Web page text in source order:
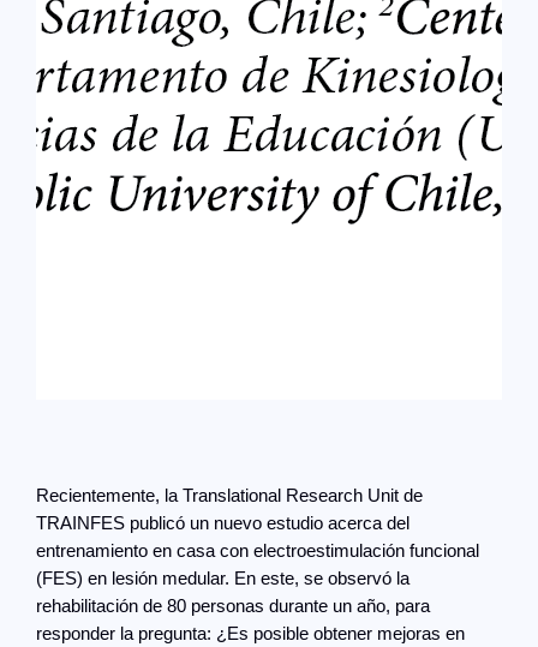
Recientemente, la Translational Research Unit de
TRAINFES publicó un nuevo estudio acerca del
entrenamiento en casa con electroestimulación funcional
(FES) en lesión medular. En este, se observó la
rehabilitación de 80 personas durante un año, para
responder la pregunta: ¿Es posible obtener mejoras en